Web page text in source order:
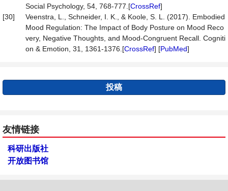
Social Psychology, 54, 768-777.[CrossRef]
[30]
Veenstra, L., Schneider, I. K., & Koole, S. L. (2017). Embodied
Mood Regulation: The Impact of Body Posture on Mood Reco
very, Negative Thoughts, and Mood-Congruent Recall. Cogniti
on & Emotion, 31, 1361-1376.[CrossRef] [PubMed]
投稿
友情链接
科研出版社
开放图书馆